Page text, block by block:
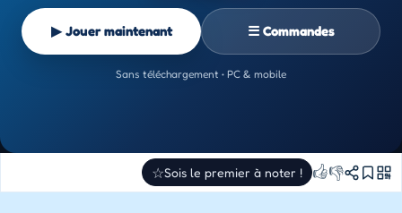
▶ Jouer maintenant ☰ Commandes
Sans téléchargement • PC & mobile
☆Sois le premier à noter ! 👍👎